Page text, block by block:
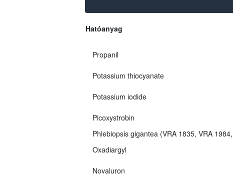
Hatóanyag
Propanil
Potassium thiocyanate
Potassium iodide
Picoxystrobin
Phlebiopsis gigantea (VRA 1835, VRA
Oxadiargyl
Novaluron